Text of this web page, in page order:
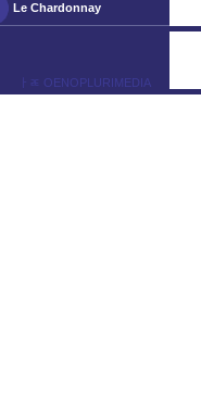
Le Chardonnay
ￂﾮ OENOPLURIMEDIA